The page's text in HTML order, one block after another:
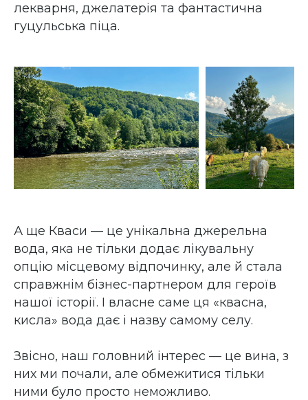
лекварня, джелатерія та фантастична
гуцульська піца.
А ще Кваси — це унікальна джерельна
вода, яка не тільки додає лікувальну
опцію місцевому відпочинку, але й стала
справжнім бізнес-партнером для героїв
нашої історії. І власне саме ця «квасна,
кисла» вода дає і назву самому селу.
Звісно, наш головний інтерес — це вина, з
них ми почали, але обмежитися тільки
ними було просто неможливо.